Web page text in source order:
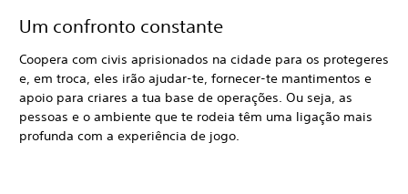
Um confronto constante
Coopera com civis aprisionados na cidade para os protegeres
e, em troca, eles irão ajudar-te, fornecer-te mantimentos e
apoio para criares a tua base de operações. Ou seja, as
pessoas e o ambiente que te rodeia têm uma ligação mais
profunda com a experiência de jogo.